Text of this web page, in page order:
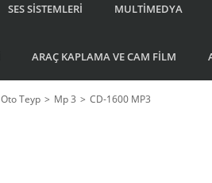
SES SİSTEMLERİ MULTİMEDYA
ARAÇ KAPLAMA VE CAM FİLM
Oto Teyp Mp 3
CD-1600 MP3